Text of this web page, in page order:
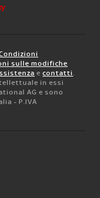
sulle modifiche
e contatti.
in essi
AG e sono
- P.IVA